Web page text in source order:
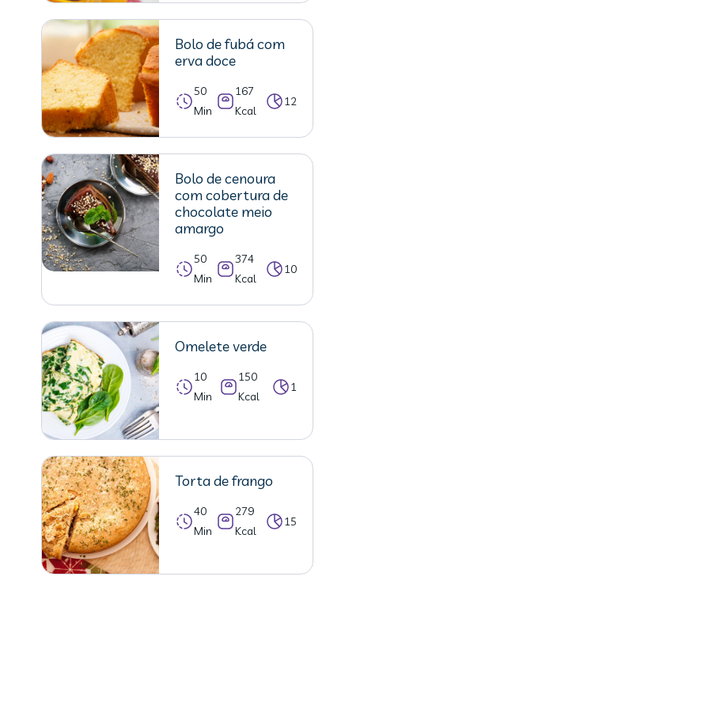
Bolo de fubá com
erva doce
50
Min
167
Kcal
12
Bolo de cenoura
com cobertura de
chocolate meio
amargo
50
Min
374
Kcal
10
Omelete verde
10
Min
150
Kcal
1
Torta de frango
40
Min
279
Kcal
15